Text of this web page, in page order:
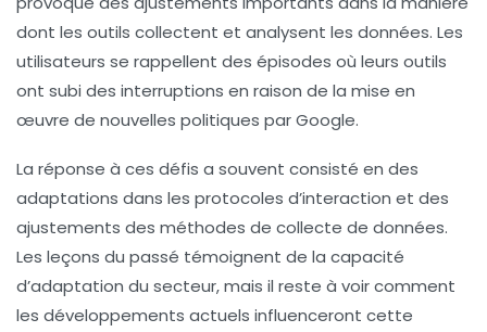
dont les outils collectent et analysent les données. Les
utilisateurs se rappellent des épisodes où leurs outils
ont subi des interruptions en raison de la mise en
œuvre de nouvelles politiques par Google.
La réponse à ces défis a souvent consisté en des
adaptations dans les protocoles d’interaction et des
ajustements des méthodes de collecte de données.
Les leçons du passé témoignent de la capacité
d’adaptation du secteur, mais il reste à voir comment
les développements actuels influenceront cette